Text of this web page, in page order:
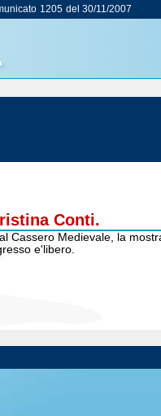
1205 del 30/11/2007
Conti.
Cassero Medievale, la
e'libero.